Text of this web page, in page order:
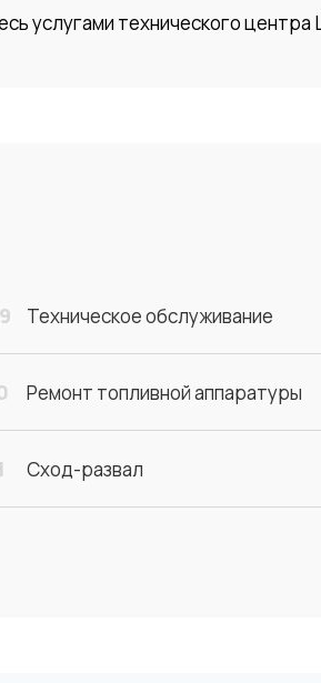
услугами технического центра
Техническое обслуживание
Ремонт топливной аппаратуры
Сход-развал